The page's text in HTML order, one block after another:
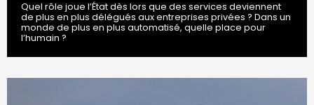
Quel rôle joue l’État dès lors que des services deviennent
de plus en plus délégués aux entreprises privées ? Dans un
monde de plus en plus automatisé, quelle place pour
l’humain ?